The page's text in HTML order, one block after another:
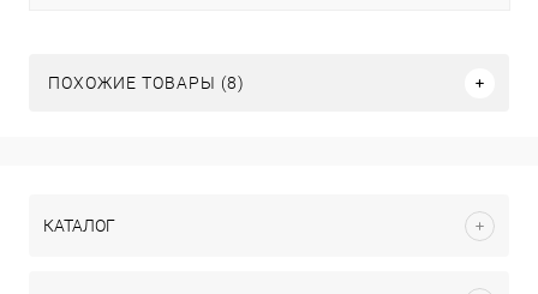
ПОХОЖИЕ ТОВАРЫ (8)
КАТАЛОГ